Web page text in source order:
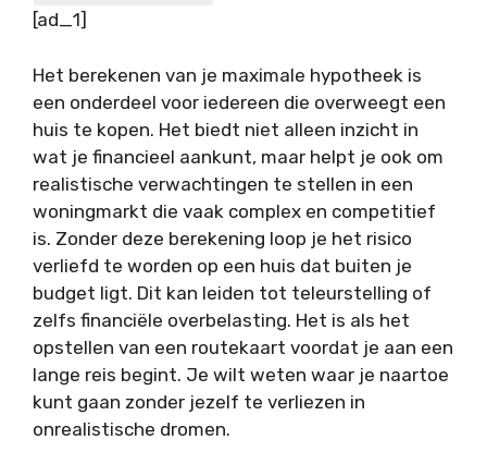
[ad_1]
Het berekenen van je maximale hypotheek is
een onderdeel voor iedereen die overweegt een
huis te kopen. Het biedt niet alleen inzicht in
wat je financieel aankunt, maar helpt je ook om
realistische verwachtingen te stellen in een
woningmarkt die vaak complex en competitief
is. Zonder deze berekening loop je het risico
verliefd te worden op een huis dat buiten je
budget ligt. Dit kan leiden tot teleurstelling of
zelfs financiële overbelasting. Het is als het
opstellen van een routekaart voordat je aan een
lange reis begint. Je wilt weten waar je naartoe
kunt gaan zonder jezelf te verliezen in
onrealistische dromen.